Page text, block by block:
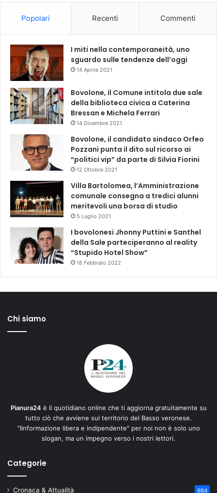
Popolari Recenti Commenti
I miti nella contemporaneità, uno
sguardo sulle tendenze dell’oggi
14 Aprile 2021
Bovolone, il Comune intitola due sale
della biblioteca civica a Caterina
Bressan e Michela Ferrari
14 Dicembre 2021
Bovolone, il candidato sindaco Orfeo
Pozzani punta il dito sul ricorso ai
“politici vip” da parte di Silvia Fiorini
12 Ottobre 2021
Villa Bartolomea, l’Amministrazione
comunale consegna a tredici alunni
meritevoli una borsa di studio
5 Luglio 2021
I bovolonesi Jhonny Puttini e Santhel
della Sale parteciperanno al reality
“Stupido Hotel Show”
18 Febbraio 2022
Chi siamo
Pianura24 è il quotidiano online che ti aggiorna gratuitamente su
tutto ciò che avviene sul territorio del Basso veronese.
"Iinformazione libera e indipendente" per noi non è solo uno
slogan, ma un impegno verso i nostri lettori.
Categorie
Cronaca & Attualità 984